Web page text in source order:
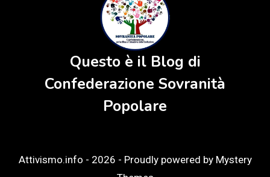
Questo è il Blog di
Confederazione Sovranità
Popolare
Attivismo.info - 2026 - Proudly powered by Mystery